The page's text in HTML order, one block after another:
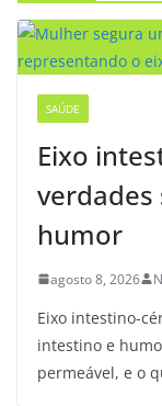
SAÚDE
Eixo
verdades
humor
agosto 8, 2026
Eixo intestino-
intestino e
permeável, e o